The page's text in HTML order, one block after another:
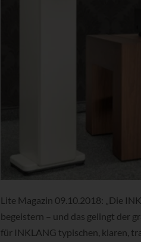
Lite Magazin 09.10.2018: „Die
begeistern – und das gelingt der
für INKLANG typischen, klaren,